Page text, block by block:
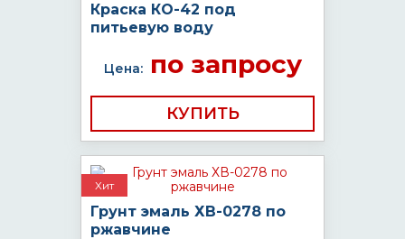
Краска КО-42 под
питьевую воду
Цена:по запросу
КУПИТЬ
Хит
Грунт эмаль ХВ-0278 по
ржавчине